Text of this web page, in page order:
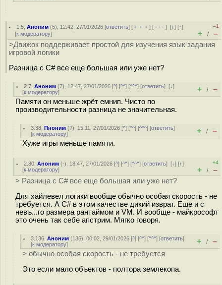
1.5 ,Аноним (5), 12:42, 27/01/2026 [ответить] [ ﹢﹢﹢] [ · · ·][↓] [↑]
[к модератору]
–1
+ / –
>Движок поддерживает простой для изучения язык задания
игровой логики
Разница с С# все еще большая или уже нет?
2.7 ,Аноним (7), 12:47, 27/01/2026 [^] [^^] [^^^] [ответить][↓]
[к модератору] + / –
Памяти он меньше жрёт емнип. Чисто по
производительности разница не значительная.
3.38 ,Пноним (?), 15:11, 27/01/2026 [^] [^^] [^^^] [ответить]
[к модератору] + / –
Хуже игры меньше памяти.
2.80 ,Аноним (-), 18:47, 27/01/2026 [^] [^^] [^^^] [ответить][↓] [↑]
[к модератору]
+4
+ / –
> Разница с С# все еще большая или уже нет?
Для хайлевел логики вообще обычно особая скорость - не
требуется. А C# в этом качестве дикий изврат. Еще и с
невъ...го размера рантаймом и VM. И вообще - майкрософт
это очень так себе апстрим. Мягко говоря.
3.136 ,Аноним (136), 00:02, 29/01/2026 [^] [^^] [^^^] [ответить]
[к модератору] + / –
> обычно особая скорость - не требуется
Это если мало объектов - полтора землекопа.